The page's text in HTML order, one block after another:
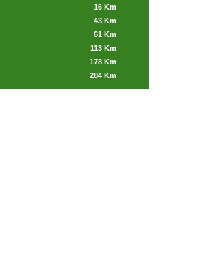
16 Km
43 Km
61 Km
113 Km
178 Km
284 Km